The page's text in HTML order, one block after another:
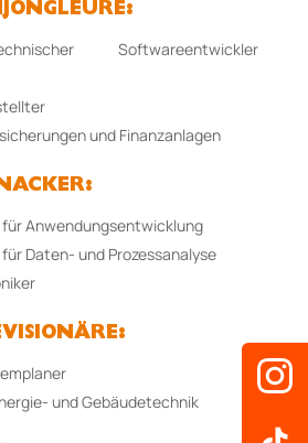
Softwareentwickler
und Finanzanlagen
Anwendungsentwicklung
Daten- und Prozessanalyse
und Gebäudetechnik